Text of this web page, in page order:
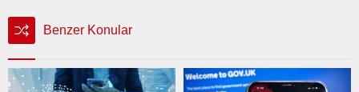
Benzer Konular